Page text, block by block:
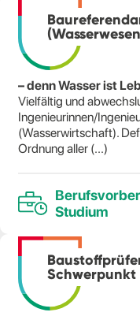
– denn Wasser ist
Vielfältig und
Ingenieurinnen/
(Wasserwirtschaft).
Ordnung aller (...)
Studium